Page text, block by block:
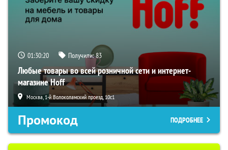
01:30:19 Получили:83
Любые товары во всей розничной сети и интернет-
магазине Hoff
Москва, 1-й Волоколамский проезд, 10с1
Промокод ПОДРОБНЕЕ